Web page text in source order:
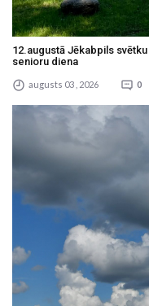
12.augustā Jēkabpils
senioru diena
augusts 03 , 2026 0